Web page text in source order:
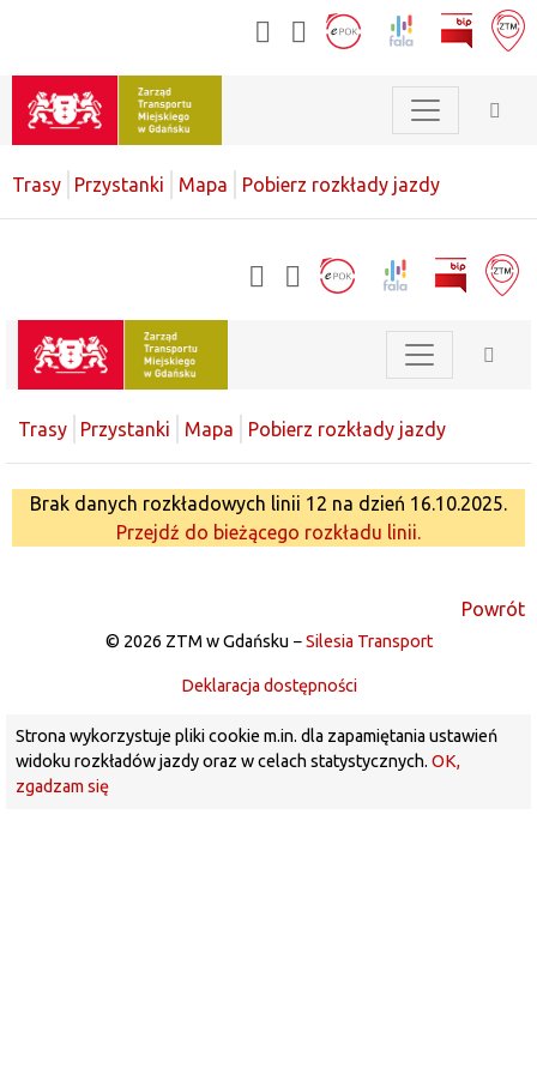
Trasy Przystanki Mapa Pobierz rozkłady jazdy
Trasy Przystanki Mapa Pobierz rozkłady jazdy
Brak danych rozkładowych linii 12 na dzień 16.10.2025.
Przejdź do bieżącego rozkładu linii.
Powrót
© 2026 ZTM w Gdańsku −Silesia Transport
Deklaracja dostępności
Strona wykorzystuje pliki cookie m.in. dla zapamiętania ustawień
widoku rozkładów jazdy oraz w celach statystycznych. OK,
zgadzam się